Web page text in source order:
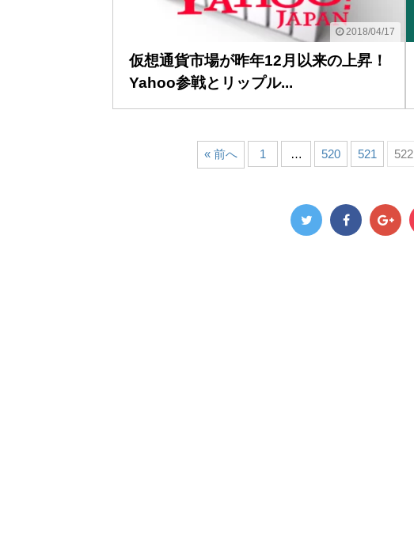
2018/04/17
仮想通貨市場が昨年12月以来の上昇！
Yahoo参戦とリップル...
« 前へ 1 … 520 521 522